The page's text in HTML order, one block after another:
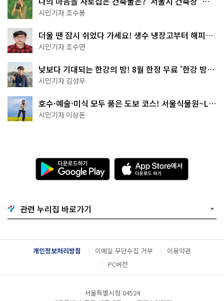
상작 공개!
시민기자 조수봉
더울 땐 잠시 쉬었다 가세요! 생수 냉장고부터 해피소
·무더위쉼터까지
시민기자 조수연
낮보다 기대되는 한강의 밤! 8월 한정 무료 '한강 밤
핑' 예약은?
시민기자 김성무
호수·예술·미식 모두 품은 도보 코스! 서울식물원~LG
아트센터~마곡테라스거리
시민기자 이상돈
다
운
로
기
G
o
g
l
e
l
A
p
p
e
서
다
운
드
관련 누리집 바로가기
개인정보처리방침 이메일 무단수집 거부
이용약관
PC버전
서울특별시청 04524